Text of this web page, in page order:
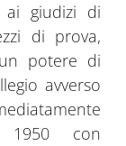
ai giudizi di
di prova,
potere di
avverso
con